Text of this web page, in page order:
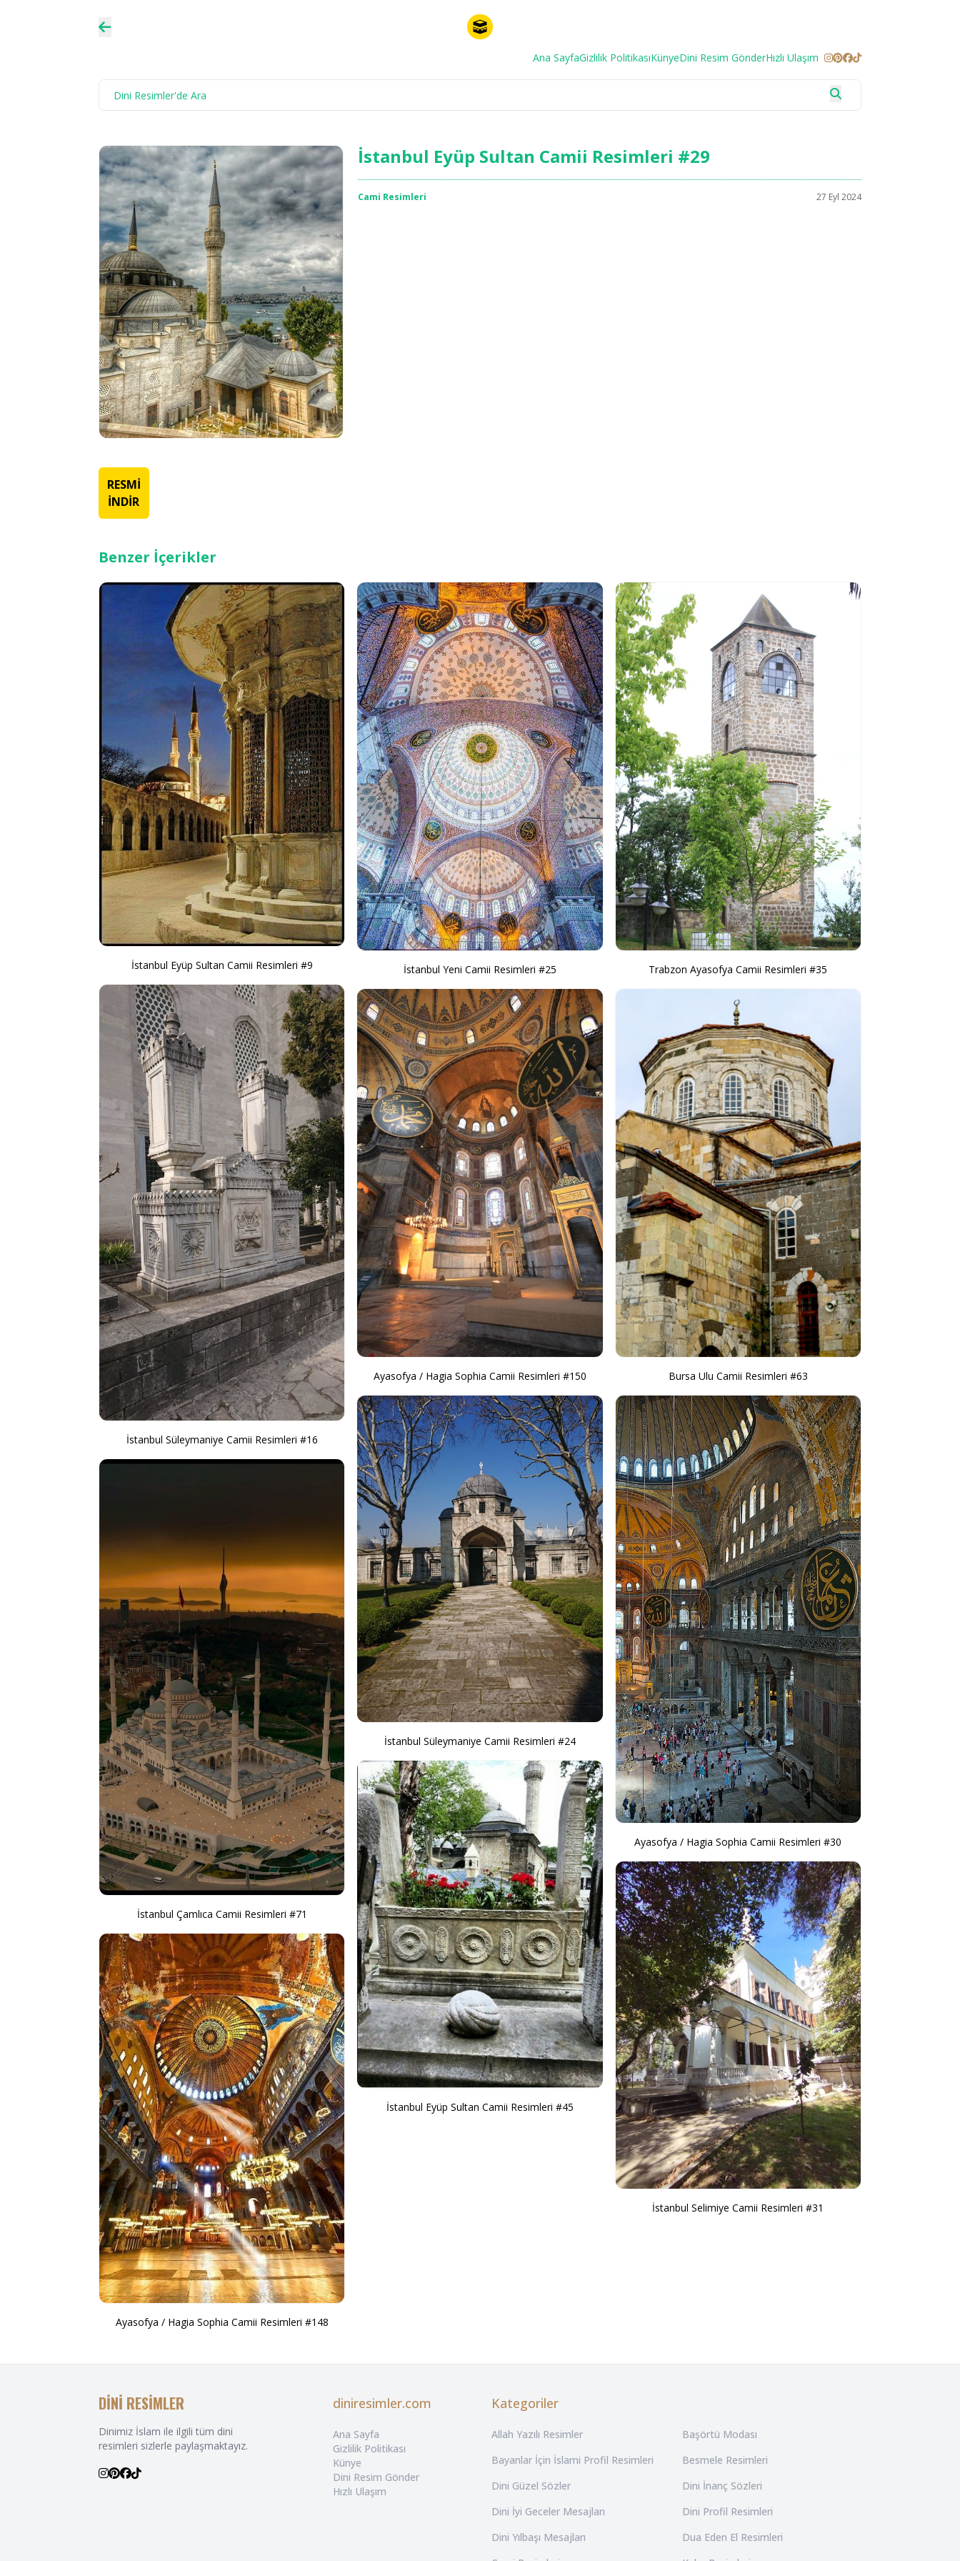
Ana SayfaGizlilik PolitikasıKünyeDini Resim GönderHızlı Ulaşım
İstanbul Eyüp Sultan Camii Resimleri #29
Cami Resimleri 27 Eyl 2024
RESMİ
İNDİR
Benzer İçerikler
İstanbul Eyüp Sultan Camii Resimleri #9
İstanbul Süleymaniye Camii Resimleri #16
İstanbul Çamlıca Camii Resimleri #71
Ayasofya / Hagia Sophia Camii Resimleri #148
İstanbul Yeni Camii Resimleri #25
Ayasofya / Hagia Sophia Camii Resimleri #150
İstanbul Süleymaniye Camii Resimleri #24
İstanbul Eyüp Sultan Camii Resimleri #45
Trabzon Ayasofya Camii Resimleri #35
Bursa Ulu Camii Resimleri #63
Ayasofya / Hagia Sophia Camii Resimleri #30
İstanbul Selimiye Camii Resimleri #31
DİNİ RESİMLER
Dinimiz İslam ile ilgili tüm dini
resimleri sizlerle paylaşmaktayız.
diniresimler.com
Ana Sayfa
Gizlilik Politikası
Künye
Dini Resim Gönder
Hızlı Ulaşım
Kategoriler
Allah Yazılı Resimler
Başörtü Modası
Bayanlar İçin İslami Profil Resimleri
Besmele Resimleri
Dini Güzel Sözler
Dini İnanç Sözleri
Dini İyi Geceler Mesajları
Dini Profil Resimleri
Dini Yılbaşı Mesajları
Dua Eden El Resimleri